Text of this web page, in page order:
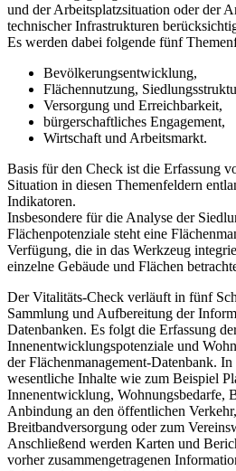
und der Arbeitsplatzsituation oder der
technischer Infrastrukturen
Es werden dabei folgende fünf
Bevölkerungsentwicklung,
Flächennutzung,
Versorgung und Erreichbarkeit,
bürgerschaftliches Engagement,
Wirtschaft und Arbeitsmarkt.
Basis für den Check ist die Erfassung
Situation in diesen Themenfeldern
Indikatoren.
Insbesondere für die Analyse der
Flächenpotenziale steht eine
Verfügung, die in das Werkzeug
einzelne Gebäude und Flächen
Der Vitalitäts-Check verläuft in fünf
Sammlung und Aufbereitung der
Datenbanken. Es folgt die Erfassung
Innenentwicklungspotenziale und
der Flächenmanagement-Datenbank.
wesentliche Inhalte wie zum Beispiel
Innenentwicklung, Wohnungsbedarfe,
Anbindung an den öffentlichen
Breitbandversorgung oder zum
Anschließend werden Karten und
vorher zusammengetragenen